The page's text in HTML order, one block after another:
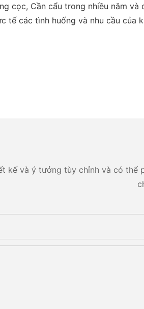
cọc, Cần cẩu trong nhiều năm
tế các tình huống và nhu cầu của
kế và ý tưởng tùy chỉnh và có